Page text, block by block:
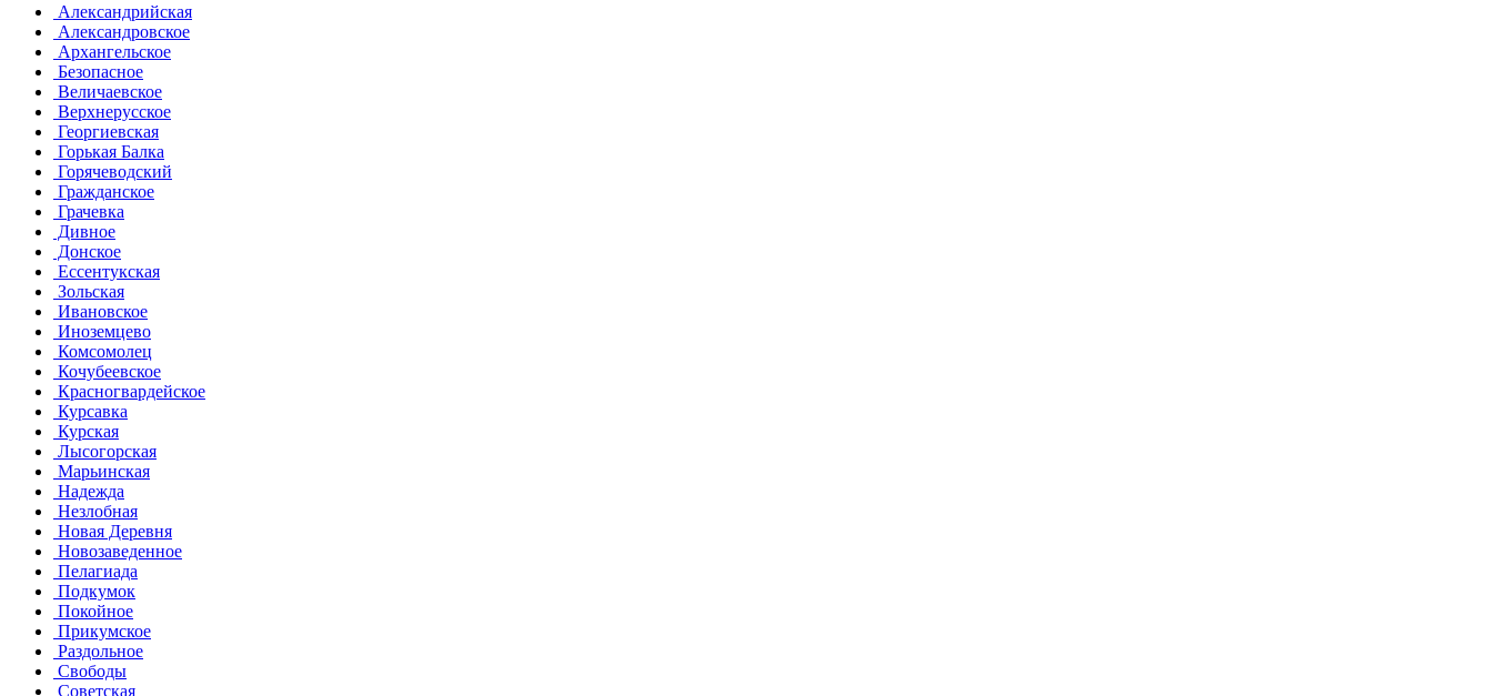
Александрийская
Александровское
Архангельское
Безопасное
Величаевское
Верхнерусское
Георгиевская
Горькая Балка
Горячеводский
Гражданское
Грачевка
Дивное
Донское
Ессентукская
Зольская
Ивановское
Иноземцево
Комсомолец
Кочубеевское
Красногвардейское
Курсавка
Курская
Лысогорская
Марьинская
Надежда
Незлобная
Новая Деревня
Новозаведенное
Пелагиада
Подкумок
Покойное
Прикумское
Раздольное
Свободы
Советская